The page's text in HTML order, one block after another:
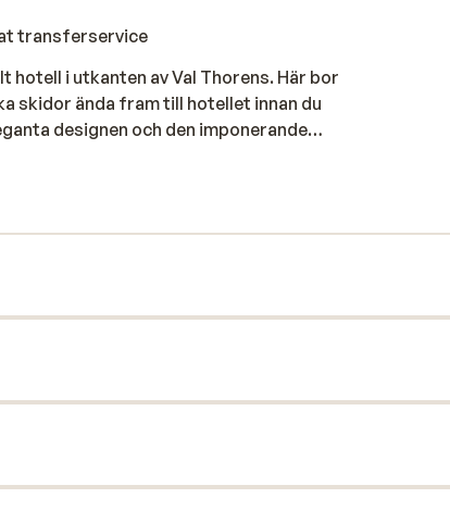
transferservice
i utkanten av Val Thorens. Här bor
skidor ända fram till hotellet innan du
designen och den imponerande
med den friska bergsluften runt
lång dag i backen – kan du njuta av det
både inomhus- och utomhuspool med
av i bastun, hamamet eller jacuzzin,
För dig som vill bli extra
i hotellets exklusiva spaavdelning.
Här finns restauranger där du
Barerna är perfekta platser för att
finns också goda möjligheter till
sviterna är elegant inredda med
Tack vare de stora
utsikt över omgivningarna. Här